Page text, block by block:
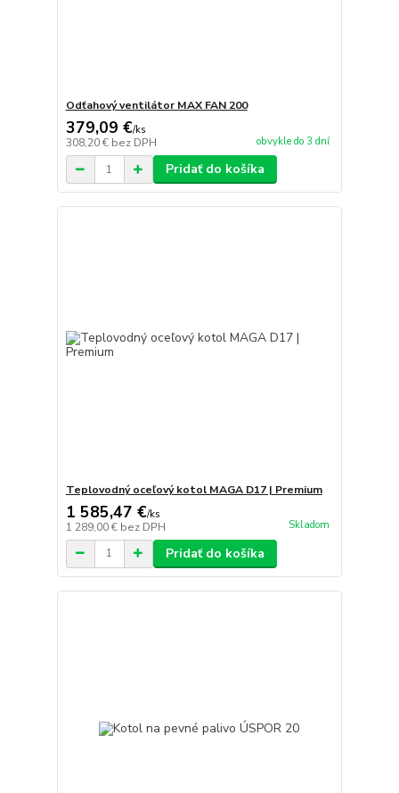
Odťahový ventilátor MAX FAN 200
379,09 €/ks
308,20 € bez DPH obvykle do 3 dní
Pridať do košíka
Teplovodný oceľový kotol MAGA D17 | Premium
1 585,47 €/ks
1 289,00 € bez DPH Skladom
Pridať do košíka